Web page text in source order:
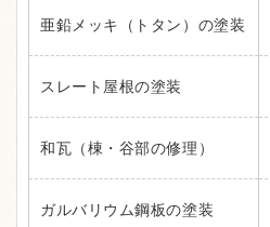
亜鉛メッキ（トタン）の塗装
スレート屋根の塗装
和瓦（棟・谷部の修理）
ガルバリウム鋼板の塗装